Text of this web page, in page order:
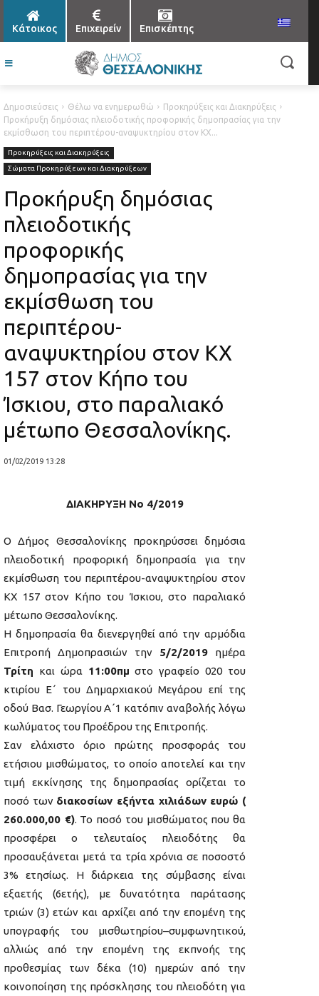
Κάτοικος Επιχειρείν Επισκέπτης
Δημοσιεύσεις Θέλω να ενημερωθώ
Προκηρύξεις και Διακηρύξεις
Προκήρυξη δημόσιας πλειοδοτικής προφορικής δημοπρασίας για την
εκμίσθωση του περιπτέρου-αναψυκτηρίου στον ΚΧ...
Προκηρύξεις και Διακηρύξεις
Σώματα Προκηρύξεων και Διακηρύξεων
Προκήρυξη δημόσιας
πλειοδοτικής
προφορικής
δημοπρασίας για την
εκμίσθωση του
περιπτέρου-
αναψυκτηρίου στον ΚΧ
157 στον Κήπο του
Ίσκιου, στο παραλιακό
μέτωπο Θεσσαλονίκης.
01/02/2019 13:28
ΔΙΑΚΗΡΥΞΗ Νο 4/2019
Ο Δήμος Θεσσαλονίκης προκηρύσσει δημόσια
πλειοδοτική προφορική δημοπρασία για την
εκμίσθωση του περιπτέρου-αναψυκτηρίου στον
ΚΧ 157 στον Κήπο του Ίσκιου, στο παραλιακό
μέτωπο Θεσσαλονίκης.
Η δημοπρασία θα διενεργηθεί από την αρμόδια
Επιτροπή Δημοπρασιών την 5/2/2019 ημέρα
Τρίτη και ώρα 11:00πμ στο γραφείο 020 του
κτιρίου Ε΄ του Δημαρχιακού Μεγάρου επί της
οδού Βασ. Γεωργίου Α΄1 κατόπιν αναβολής λόγω
κωλύματος του Προέδρου της Επιτροπής.
Σαν ελάχιστο όριο πρώτης προσφοράς του
ετήσιου μισθώματος, το οποίο αποτελεί και την
τιμή εκκίνησης της δημοπρασίας ορίζεται το
ποσό των διακοσίων εξήντα χιλιάδων ευρώ (
260.000,00 €). Το ποσό του μισθώματος που θα
προσφέρει ο τελευταίος πλειοδότης θα
προσαυξάνεται μετά τα τρία χρόνια σε ποσοστό
3% ετησίως. Η διάρκεια της σύμβασης είναι
εξαετής (6ετής), με δυνατότητα παράτασης
τριών (3) ετών και αρχίζει από την επομένη της
υπογραφής του μισθωτηρίου–συμφωνητικού,
αλλιώς από την επομένη της εκπνοής της
προθεσμίας των δέκα (10) ημερών από την
κοινοποίηση της πρόσκλησης του πλειοδότη για